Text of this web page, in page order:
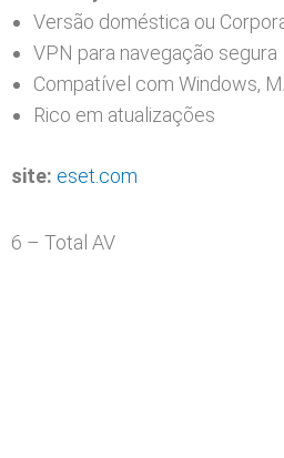
Versão doméstica ou
VPN para navegação segura
Compatível com Windows,
Rico em atualizações
site: eset.com
6 – Total AV